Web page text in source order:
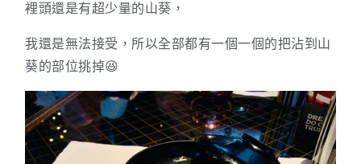
裡頭還是有超少量的山葵，
我還是無法接受，所以全部都有一個一個的把沾到山
葵的部位挑掉😆